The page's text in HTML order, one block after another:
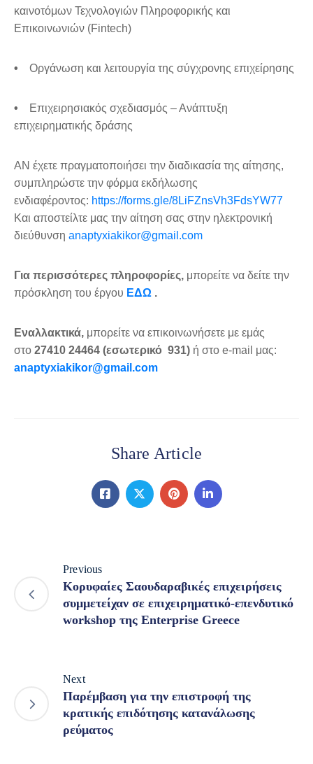
καινοτόμων Τεχνολογιών Πληροφορικής και
Επικοινωνιών (Fintech)
• Οργάνωση και λειτουργία της σύγχρονης επιχείρησης
•
Επιχειρησιακός σχεδιασμός – Ανάπτυξη
επιχειρηματικής δράσης
ΑΝ έχετε πραγματοποιήσει την διαδικασία της αίτησης,
συμπληρώστε την φόρμα εκδήλωσης
ενδιαφέροντος: https://forms.gle/8LiFZnsVh3FdsYW77
Και αποστείλτε μας την αίτηση σας στην ηλεκτρονική
διεύθυνση anaptyxiakikor@gmail.com
Για περισσότερες πληροφορίες, μπορείτε να δείτε την
πρόσκληση του έργου ΕΔΩ .
Εναλλακτικά, μπορείτε να επικοινωνήσετε με εμάς
στο 27410 24464 (εσωτερικό 931) ή στο e-mail μας:
anaptyxiakikor@gmail.com
Share Article
Previous
Κορυφαίες Σαουδαραβικές επιχειρήσεις
συμμετείχαν σε επιχειρηματικό-επενδυτικό
workshop της Enterprise Greece
Next
Παρέμβαση για την επιστροφή της
κρατικής επιδότησης κατανάλωσης
ρεύματος